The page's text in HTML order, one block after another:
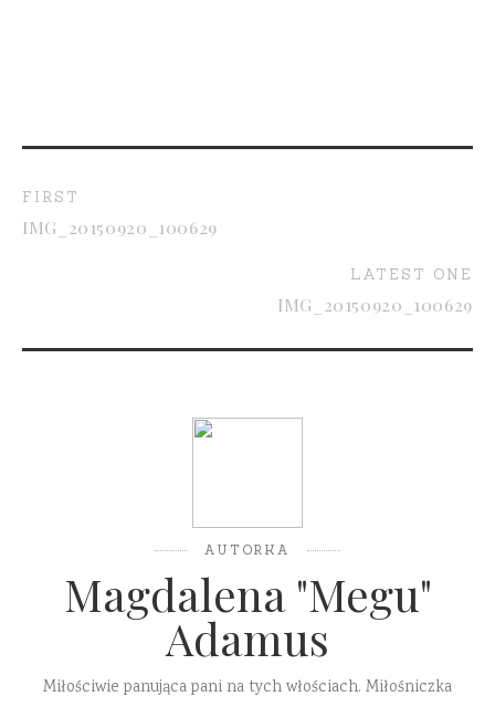
FIRST
IMG_20150920_100629
LATEST ONE
IMG_20150920_100629
AUTORKA
Magdalena "Megu"
Adamus
Miłościwie panująca pani na tych włościach. Miłośniczka